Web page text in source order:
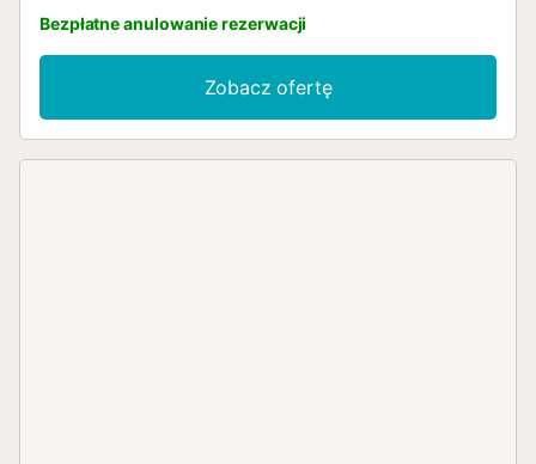
Bezpłatne anulowanie rezerwacji
Zobacz ofertę